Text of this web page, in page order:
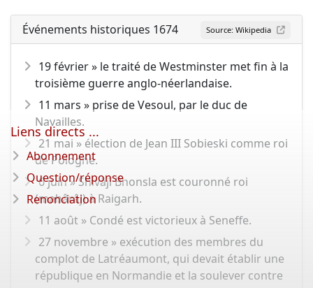
Source: Wikipedia
Événements historiques 1674
19 février » le traité de Westminster met fin à la
troisième guerre anglo-néerlandaise.
11 mars » prise de Vesoul, par le duc de
Navailles.
21 mai » élection de Jean III Sobieski comme roi
de Pologne.
6 juin » Shivâjî Bhonsla est couronné roi
(mahârâj) à Raigarh.
11 août » Condé est victorieux à Seneffe.
27 novembre » exécution des membres du
complot de Latréaumont, qui devait établir une
république en Normandie et la soulever contre
Liens directs ...
Abonnement
Question/réponse
Renonciation